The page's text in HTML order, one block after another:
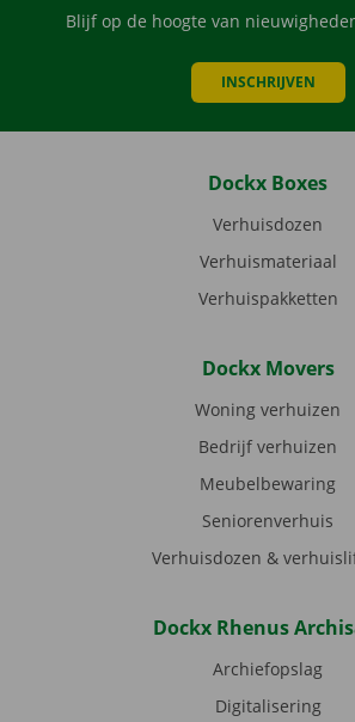
Blijf op de hoogte van
INSCHRIJVEN
Dockx Boxes
Verhuisdozen
Verhuismateriaal
Verhuispakketten
Dockx Movers
Woning verhuizen
Bedrijf verhuizen
Meubelbewaring
Seniorenverhuis
Verhuisdozen &
Dockx Rhenus
Archiefopslag
Digitalisering